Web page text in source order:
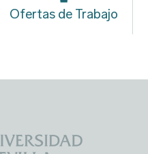
Ofertas de Trabajo